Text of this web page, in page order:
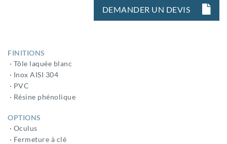
DEMANDER UN DEVIS
FINITIONS
· Tôle laquée blanc
· Inox AISI 304
· PVC
· Résine phénolique
OPTIONS
· Oculus
· Fermeture à clé